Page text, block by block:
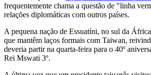
frequentemente chama a questão de "linha
relações diplomáticas com outros países.
A pequena nação de Essuatíni, no sul da
que mantêm laços formais com Taiwan,
deveria partir na quarta-feira para o 40º
Rei Mswati 3º.